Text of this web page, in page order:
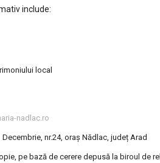
include:
local
nadlac.ro
nr.24, oraș Nădlac, județ Arad
pe bază de cerere depusă la biroul de